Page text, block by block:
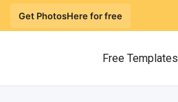
Get PhotosHere for free
Free Templates